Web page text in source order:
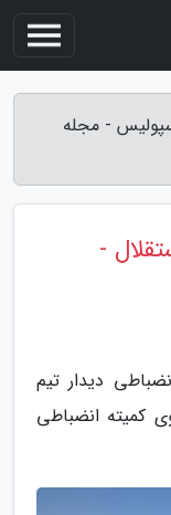
- مجله
-
دیدار تیم
کمیته انضباطی